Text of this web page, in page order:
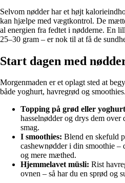
Selvom nødder har et højt
kan hjælpe med vægtkontrol. De
al energien fra fedtet i nødderne. En
25–30 gram – er nok til at få de
Start dagen med
Morgenmaden er et oplagt sted at
både yoghurt, havregrød og smoothies.
Topping på grød eller
hasselnødder og drys dem
smag.
I smoothies: Blend en skefuld
cashewnødder i din smoothie –
og mere mæthed.
Hjemmelavet müsli: Rist
ovnen – så har du en sprød og